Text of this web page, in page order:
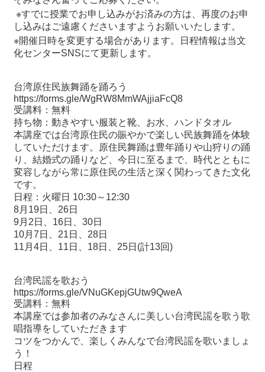
サ
イ
ト
マ
※すでに授業でお申し込みがお済みの方は、再度のお申
し込みはご遠慮くださいますようお願いいたします。
※開催日時を変更する場合があります。日程情報は当文
化センターSNSにて更新します。
台湾原住民族舞踊を踊ろう
https://forms.gle/WgRW8MmWAjjiaFcQ8
受講料：無料
持ち物：動きやすい服装と靴、お水、ハンドタオル
本講座では台湾原住民の賑やかで楽しい民族舞踊を体験
していただけます。原住民舞踊は豊年踊りや山狩りの踊
り、結婚式の踊りなど、今日に至るまで、時代とともに
変容しながら常に原住民の生活と深く関わってきた文化
です。
日程：火曜日 10:30～12:30
8月19日、26日
9月2日、16日、30日
10月7日、21日、28日
11月4日、11日、18日、25日(計13回)
台湾民謡を歌おう
https://forms.gle/VNuGKepjGUtw9QweA
受講料：無料
本講座では参加者のみなさんに美しい台湾民謡を歌う歌
唱指導をしていただきます
コツをつかんで、楽しくみんなで台湾民謡を歌いましょ
う！
日程